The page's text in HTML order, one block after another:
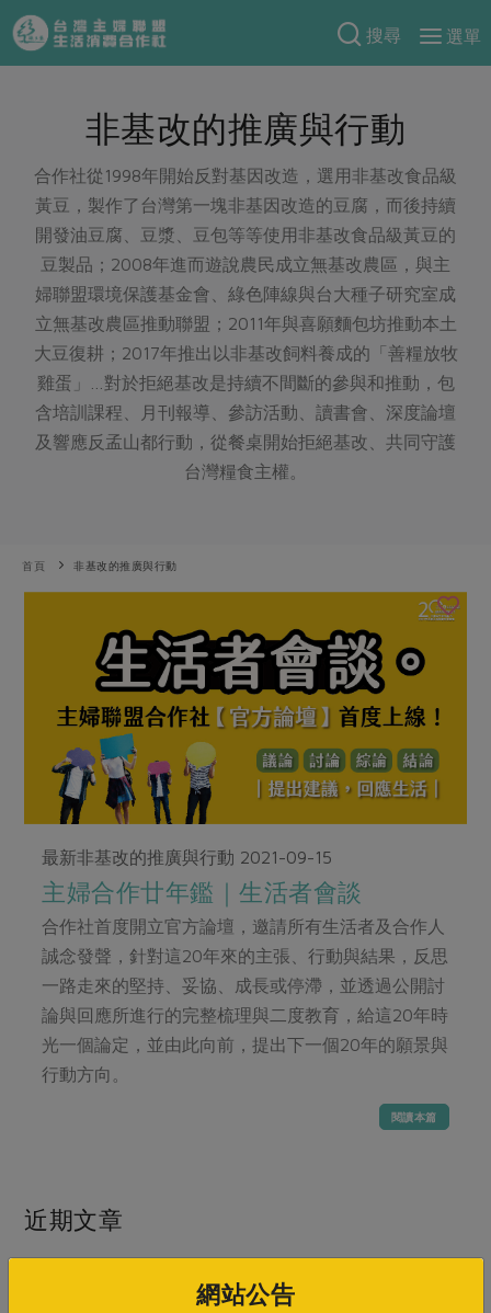
搜尋
選單
產品分類
當季蔬果
一籃菜 當令水果
芽苗類 蕈菇類
辛香料類
蛋 乳製品
豆製品 米麵雜糧
肉品・水產
調味醬料/南北貨 烘焙
沖泡飲品
保健食品
居家好物
美妝保養 個人清潔
家庭清潔 織品
日用品 圖書禮品
優惠專區
食譜料理
食材
米食
麵食
肉食
海鮮
常備菜
蔬食
烘焙．點心
湯品．鍋物
飲品
主題食譜
異國料理
年菜食譜
養身食補
節慶大餐
高麗菜海鮮煎餅
特別企畫
預購活動
把最好的台灣味帶回家！
防災用品預購圓滿結束
2026年端午節預購圓滿結束
更多預購活動
合作25-精選產品第四彈
合作25-精選產品第三彈
更多當季產品
議題活動
主婦聯盟X樂齡網特約優惠案
30%rPET紅烏龍茶
更多議題活動
把最好的台灣味帶回家！
綠主張
觀點文章
主婦食堂 一籃菜真心話
社內大小事 合作聯合國
產品故事 生活提案
親子食育
關注議題
非基改運動 支持本土農糧
能源議題
減添加物 減塑減廢
公益金 食農教育
更多議題
生活者e週報
綠主張月刊
典藏閱覽室
關於合作社
認識合作社
合作社組織
自主把關
硝酸鹽檢驗
社員權益
合作社法規
社務專區
選舉專區
最新消息
媒體報導
下載專區
重要公告
非基改的推廣與行動
合作社從1998年開始反對基因改造，選用非基改食品級
黃豆，製作了台灣第一塊非基因改造的豆腐，而後持續
開發油豆腐、豆漿、豆包等等使用非基改食品級黃豆的
豆製品；2008年進而遊說農民成立無基改農區，與主
婦聯盟環境保護基金會、綠色陣線與台大種子研究室成
立無基改農區推動聯盟；2011年與喜願麵包坊推動本土
大豆復耕；2017年推出以非基改飼料養成的「善糧放牧
雞蛋」…對於拒絕基改是持續不間斷的參與和推動，包
含培訓課程、月刊報導、參訪活動、讀書會、深度論壇
及響應反孟山都行動，從餐桌開始拒絕基改、共同守護
台灣糧食主權。
首頁 非基改的推廣與行動
最新非基改的推廣與行動 2021-09-15
主婦合作廿年鑑｜生活者會談
合作社首度開立官方論壇，邀請所有生活者及合作人
誠念發聲，針對這20年來的主張、行動與結果，反思
一路走來的堅持、妥協、成長或停滯，並透過公開討
論與回應所進行的完整梳理與二度教育，給這20年時
光一個論定，並由此向前，提出下一個20年的願景與
行動方向。
閱讀本篇
近期文章
網站公告